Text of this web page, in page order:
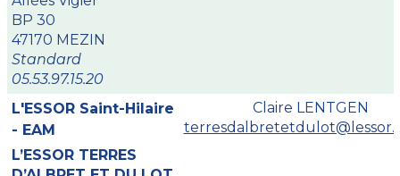
BP 30
47170 MEZIN
Standard
05.53.97.15.20
L'ESSOR Saint-Hilaire
- EAM
L’ESSOR TERRES
Claire LENTGEN